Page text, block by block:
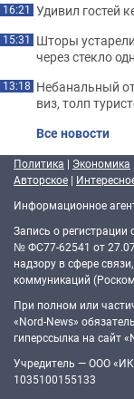
16:21 Удивил гостей
15:31 Шторы
через стекло
13:18 Небанальный
виз, толп
Все новости
Политика | Экономика
Авторское |
Информационное
Запись о
№ ФС77-62541 от
надзору в сфере
коммуникаций
При полном или
«Nord-News»
гиперссылка на сайт
Учредитель — ООО
1035100155133